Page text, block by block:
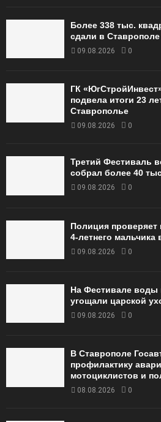
Более 338 тыс.
сдали в Ставрополе
09.08.2026 0
ГК
подвела итоги 23
Ставрополье
09.08.2026 0
Третий Фестиваль
собрал более 40
09.08.2026 0
Полиция
4-летнего мальчика
09.08.2026 0
На Фестивале воды
угощали царской
09.08.2026 0
В Ставрополе
профилактику
мотоциклистов и
08.08.2026 0